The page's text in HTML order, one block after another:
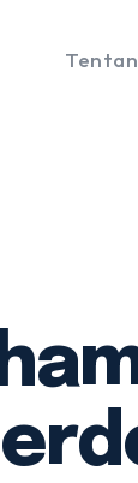
Lab Tata
Lab Tata
Lab